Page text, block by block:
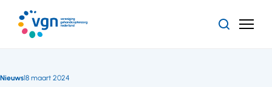
naar
hoofdinhoud
ZoekenMenu
Nieuws18 maart 2024